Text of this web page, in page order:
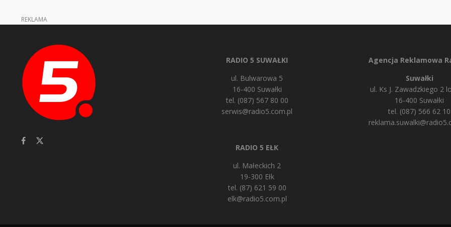
REKLAMA
RADIO 5 SUWAŁKI
ul. Bulwarowa 5
16-400 Suwałki
tel. (087) 567 80 00
serwis@radio5.com.pl
RADIO 5 EŁK
ul. Małeckich 2
19-300 Ełk
tel. (87) 621 59 00
elk@radio5.com.pl
Agencja Reklamowa
Suwałki
ul. Ks J. Zawadzkiego 2
16-400 Suwałki
tel. (087) 566 62 10